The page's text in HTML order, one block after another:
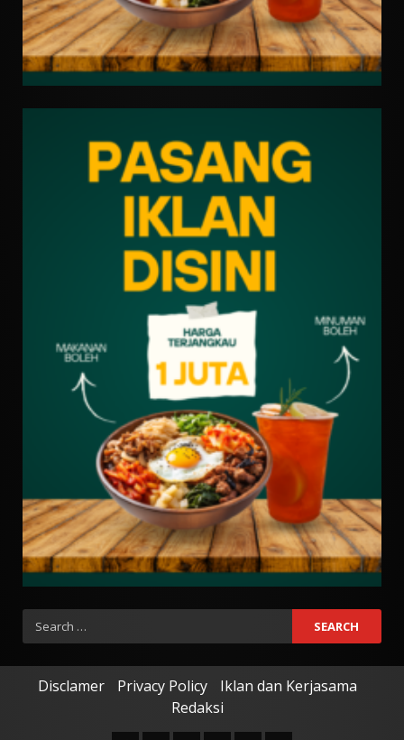
Search
for:
Disclamer Privacy Policy
Iklan dan Kerjasama
Redaksi